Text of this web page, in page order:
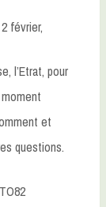
février,
l’Etrat, pour
et
questions.